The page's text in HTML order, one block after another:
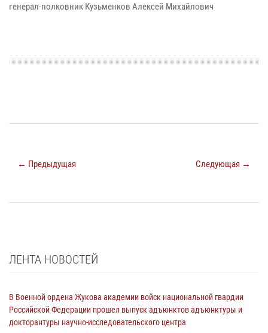
генерал-полковник Кузьменков Алексей Михайлович
← Предыдущая Следующая →
ЛЕНТА НОВОСТЕЙ
В Военной ордена Жукова академии войск национальной гвардии
Российской Федерации прошел выпуск адъюнктов адъюнктуры и
докторантуры научно-исследовательского центра